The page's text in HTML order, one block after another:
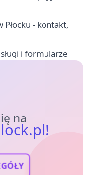
Płocku - kontakt,
i formularze
na